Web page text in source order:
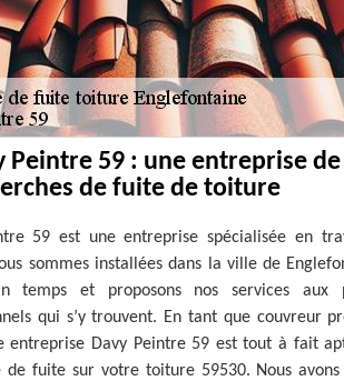
Peintre 59 : une entreprise de
de fuite de toiture
59 est une entreprise spécialisée en
sommes installées dans la ville de
temps et proposons nos services aux
qui s’y trouvent. En tant que couvreur
entreprise Davy Peintre 59 est tout à fait
de fuite sur votre toiture 59530. Nous